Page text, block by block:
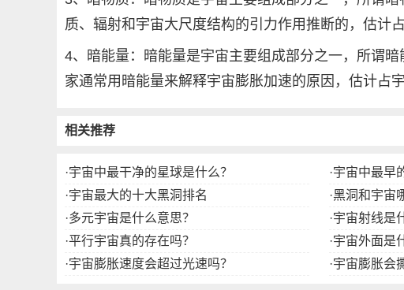
质、辐射和宇宙大尺度结构的引力作用推断的，估计
4、暗能量：暗能量是宇宙主要组成部分之一，所谓
家通常用暗能量来解释宇宙膨胀加速的原因，估计占
相关推荐
·宇宙中最干净的星球是什么？ ·宇宙中最早
·宇宙最大的十大黑洞排名 ·黑洞和宇宙
·多元宇宙是什么意思？ ·宇宙射线是
·平行宇宙真的存在吗？ ·宇宙外面是
·宇宙膨胀速度会超过光速吗？ ·宇宙膨胀会